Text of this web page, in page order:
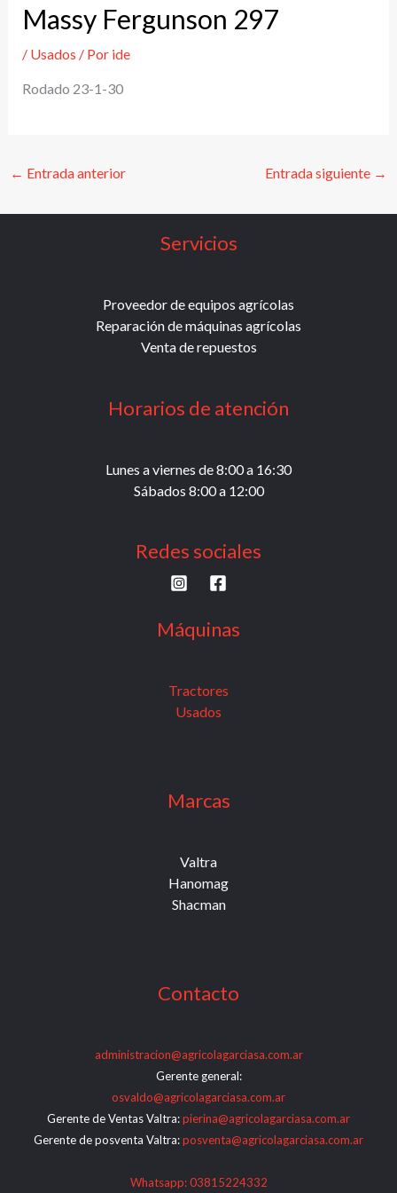
Massy Fergunson 297
/ Usados / Por ide
Rodado 23-1-30
← Entrada anterior Entrada siguiente →
Servicios
Proveedor de equipos agrícolas
Reparación de máquinas agrícolas
Venta de repuestos
Horarios de atención
Lunes a viernes de 8:00 a 16:30
Sábados 8:00 a 12:00
Redes sociales
Máquinas
Tractores
Usados
Marcas
Valtra
Hanomag
Shacman
Contacto
administracion@agricolagarciasa.com.ar
Gerente general:
osvaldo@agricolagarciasa.com.ar
Gerente de Ventas Valtra:pierina@agricolagarciasa.com.ar
Gerente de posventa Valtra:posventa@agricolagarciasa.com.ar
Whatsapp: 03815224332